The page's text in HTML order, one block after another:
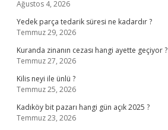
Ağustos 4, 2026
Yedek parça tedarik süresi ne kadardır ?
Temmuz 29, 2026
Kuranda zinanın cezası hangi ayette geçiyor ?
Temmuz 27, 2026
Kilis neyi ile ünlü ?
Temmuz 25, 2026
Kadıköy bit pazarı hangi gün açık 2025 ?
Temmuz 23, 2026